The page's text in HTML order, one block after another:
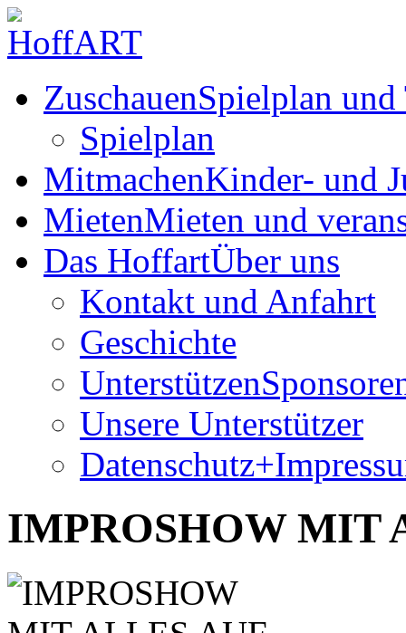
ZuschauenSpielplan und
Spielplan
MitmachenKinder- und
MietenMieten und
Das HoffartÜber uns
Kontakt und Anfahrt
Geschichte
Unterstützen
Unsere Unterstützer
IMPROSHOW MIT